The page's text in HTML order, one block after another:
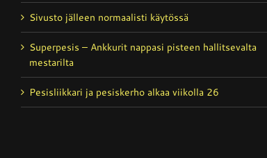
Sivusto jälleen normaalisti käytössä
Superpesis – Ankkurit nappasi pisteen hallitsevalta
mestarilta
Pesisliikkari ja pesiskerho alkaa viikolla 26